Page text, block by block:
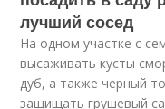
лучший сосед
На одном участке с
высаживать кусты
дуб, а также черный
защищать грушевый